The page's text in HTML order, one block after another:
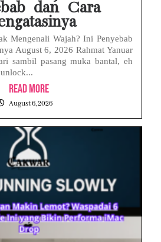
dan Cara
Mengenali Wajah? Ini Penyebab
August 6, 2026 Rahmat Yanuar
sambil pasang muka bantal, eh
Read More
August 6, 2026